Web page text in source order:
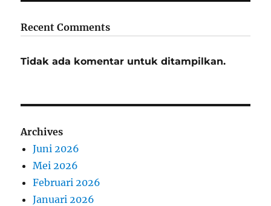
Recent Comments
Tidak ada komentar untuk ditampilkan.
Archives
Juni 2026
Mei 2026
Februari 2026
Januari 2026